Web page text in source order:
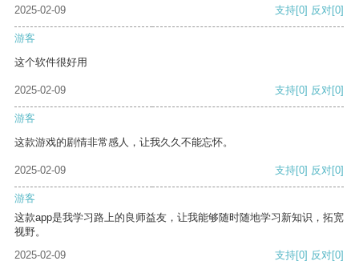
2025-02-09 支持[0] 反对[0]
游客
这个软件很好用
2025-02-09 支持[0] 反对[0]
游客
这款游戏的剧情非常感人，让我久久不能忘怀。
2025-02-09 支持[0] 反对[0]
游客
这款app是我学习路上的良师益友，让我能够随时随地学习新知识，拓宽
视野。
2025-02-09
支持[0] 反对[0]